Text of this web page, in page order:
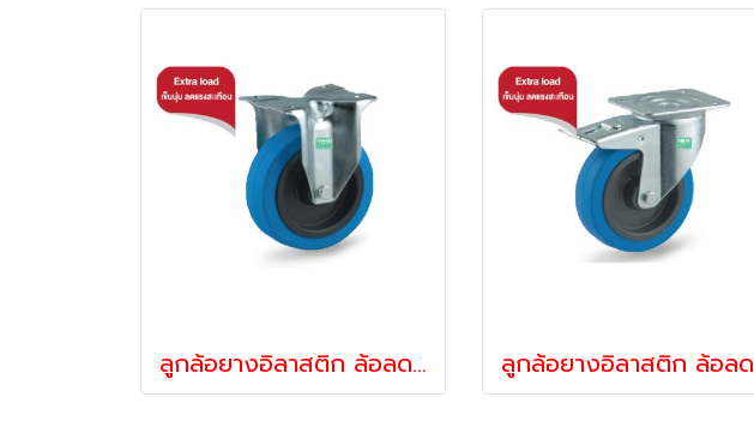
ลูกล้อยางอิลาสติก ล้อลดเสียง ล้อลดแรงสั่นสะเทือน ล้อไม่ทำพื้นเป็นรอย รับน้ำหนัก 160-375 กก.ล้อแป้นตาย รุ่น UFR ยี่ห้อ TENTE 12776,12783